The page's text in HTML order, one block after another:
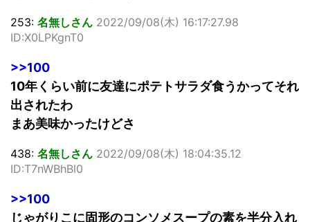
253: 名無しさん 2022/09/08(木) 16:17:27.98
ID:X0LPKgnT0
>>100
10年くらい前に友達にポテトサラダ食うかってそれ
出されたわ
まあ美味かったけどさ
438: 名無しさん 2022/09/08(木) 18:04:35.12
ID:T7nWBhBl0
>>100
じゃがりこに固形のコンソメスープの素を半分入れ